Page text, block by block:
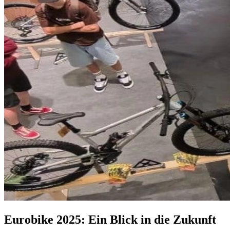
Eurobike 2025: Ein Blick in die Zukunft